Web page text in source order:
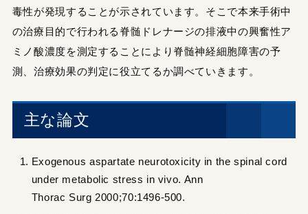
毒性が発現することが示されています。そこで本来手術中
の治療目的で行われる脊髄ドレナージの排液中の興奮性ア
ミノ酸濃度を測定することにより脊髄神経細胞障害の予
測、治療効果の判定に役立てるか調べていきます。
主な論文
Exogenous aspartate neurotoxicity in the spinal cord
under metabolic stress in vivo. Ann
Thorac Surg 2000;70:1496-500.